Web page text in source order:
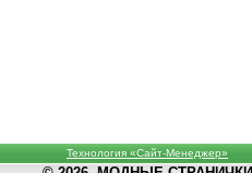
Технология «Сайт-Менеджер»